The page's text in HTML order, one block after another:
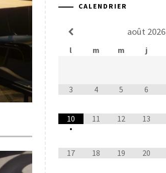
CALENDRIER
août 2026
l m m j
3 4 5 6
10
•
11 12 13
17 18 19 20